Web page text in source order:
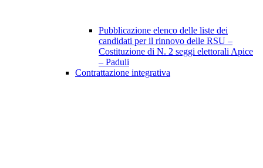
Pubblicazione elenco delle liste dei
candidati per il rinnovo delle RSU –
Costituzione di N. 2 seggi elettorali Apice
– Paduli
Contrattazione integrativa